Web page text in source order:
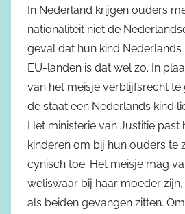
In Nederland krijgen ouders
nationaliteit niet de
geval dat hun kind Nederlands
EU-landen is dat wel zo. In
van het meisje verblijfsrecht
de staat een Nederlands kind
Het ministerie van Justitie past
kinderen om bij hun ouders te
cynisch toe. Het meisje mag
weliswaar bij haar moeder
als beiden gevangen zitten.